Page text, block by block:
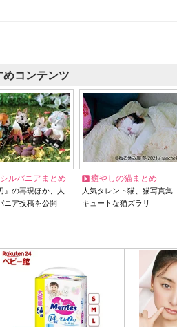
めコンテンツ
ルバニアまとめ
』の再現ほか、人
ニア投稿を公開
癒やしの猫まとめ
人気タレント猫、猫写真集…
キュートな猫ズラリ